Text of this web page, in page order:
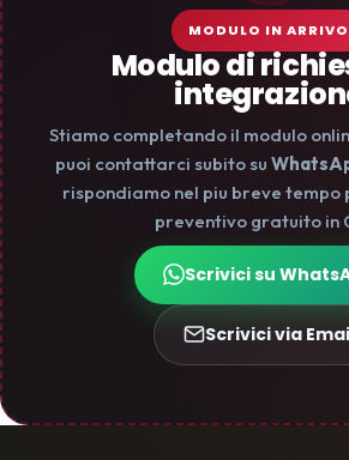
MODULO IN ARRIVO
Modulo di
Stiamo completando il modulo
puoi contattarci subito su
rispondiamo nel piu breve tempo
preventivo gratuito in
Scrivici su
Scrivici via